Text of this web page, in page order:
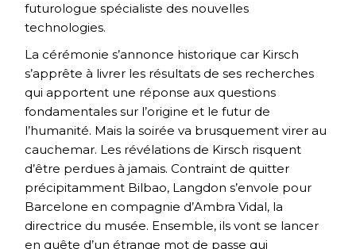
futurologue spécialiste des nouvelles
technologies.
La cérémonie s’annonce historique car Kirsch
s’apprête à livrer les résultats de ses recherches
qui apportent une réponse aux questions
fondamentales sur l’origine et le futur de
l’humanité. Mais la soirée va brusquement virer au
cauchemar. Les révélations de Kirsch risquent
d’être perdues à jamais. Contraint de quitter
précipitamment Bilbao, Langdon s’envole pour
Barcelone en compagnie d’Ambra Vidal, la
directrice du musée. Ensemble, ils vont se lancer
en quête d’un étrange mot de passe qui